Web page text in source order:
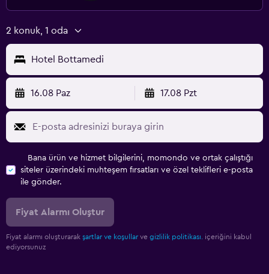
Çamaşır yıkama tesisleri
Ütüleme servisi
Giysi kurutma askısı
Park ve ulaşım
Ücretsiz otopark
Özel park yeri
Çalışma alanı
2 konuk, 1 oda
Hotel Bottamedi
16.08 Paz 17.08 Pzt
Bana ürün ve hizmet bilgilerini, momondo ve ortak çalıştığı
siteler üzerindeki muhteşem fırsatları ve özel teklifleri e-posta
ile gönder.
Fiyat Alarmı Oluştur
Fiyat alarmı oluşturarak şartlar ve koşullar ve gizlilik politikası.
içeriğini kabul
ediyorsunuz